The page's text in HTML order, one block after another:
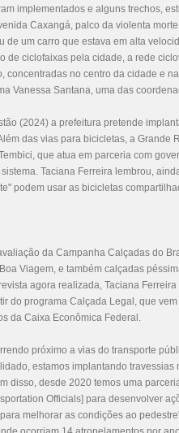
implementados e alguns trechos,
Caxangá, palco da violenta
um carro que estava em alta
de ciclofaixas pela cidade, a rede
no centro da cidade e
Vanessa Santana, uma das
(2024) a prefeitura pretende
das vias para bicicletas, a Grande
que atua em parceria com
Taciana Ferreira lembrou,
podem usar as bicicletas
da Campanha Calçadas do
Viagem, e também calçadas
agora realizada, Taciana
do programa Calçada Legal, que
da Caixa Econômica Federal.
próximo a vias do transporte
estamos implantando travessias
disso, desde 2020 temos uma
Officials] para desenvolver
melhorar as condições ao